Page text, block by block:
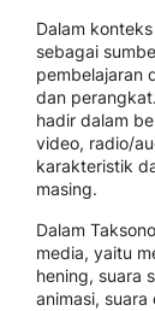
Dalam
sebagai
pembelajaran
dan
hadir dalam
video, radio/
karakteristik
masing.
Dalam
media, yaitu
hening, suara
animasi,